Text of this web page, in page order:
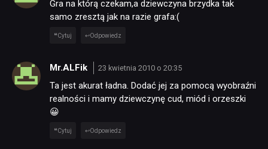
Gra na którą czekam,a dziewczyna brzydka tak
samo zresztą jak na razie grafa:(
Cytuj Odpowiedz
Mr.ALFik 23 kwietnia 2010 o 20:35
Ta jest akurat ładna. Dodać jej za pomocą wyobraźni
realności i mamy dziewczynę cud, miód i orzeszki
😀
Cytuj Odpowiedz